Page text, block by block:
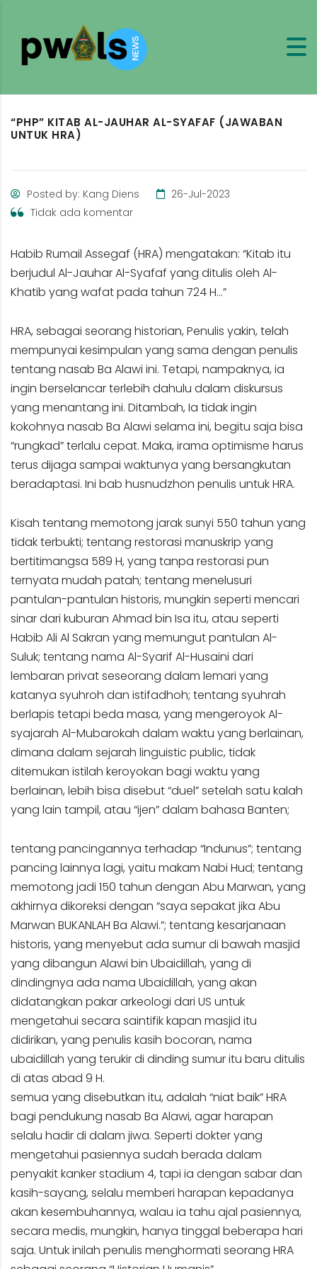
“PHP” KITAB AL-JAUHAR AL-SYAFAF (JAWABAN
UNTUK HRA)
Posted by: Kang Diens
26-Jul-2023
Tidak ada komentar
Habib Rumail Assegaf (HRA) mengatakan: “Kitab itu
berjudul Al-Jauhar Al-Syafaf yang ditulis oleh Al-
Khatib yang wafat pada tahun 724 H…”
HRA, sebagai seorang historian, Penulis yakin, telah
mempunyai kesimpulan yang sama dengan penulis
tentang nasab Ba Alawi ini. Tetapi, nampaknya, ia
ingin berselancar terlebih dahulu dalam diskursus
yang menantang ini. Ditambah, Ia tidak ingin
kokohnya nasab Ba Alawi selama ini, begitu saja bisa
“rungkad” terlalu cepat. Maka, irama optimisme harus
terus dijaga sampai waktunya yang bersangkutan
beradaptasi. Ini bab husnudzhon penulis untuk HRA.
Kisah tentang memotong jarak sunyi 550 tahun yang
tidak terbukti; tentang restorasi manuskrip yang
bertitimangsa 589 H, yang tanpa restorasi pun
ternyata mudah patah; tentang menelusuri
pantulan-pantulan historis, mungkin seperti mencari
sinar dari kuburan Ahmad bin Isa itu, atau seperti
Habib Ali Al Sakran yang memungut pantulan Al-
Suluk; tentang nama Al-Syarif Al-Husaini dari
lembaran privat seseorang dalam lemari yang
katanya syuhroh dan istifadhoh; tentang syuhrah
berlapis tetapi beda masa, yang mengeroyok Al-
syajarah Al-Mubarokah dalam waktu yang berlainan,
dimana dalam sejarah linguistic public, tidak
ditemukan istilah keroyokan bagi waktu yang
berlainan, lebih bisa disebut “duel” setelah satu kalah
yang lain tampil, atau “ijen” dalam bahasa Banten;
tentang pancingannya terhadap “Indunus”; tentang
pancing lainnya lagi, yaitu makam Nabi Hud; tentang
memotong jadi 150 tahun dengan Abu Marwan, yang
akhirnya dikoreksi dengan “saya sepakat jika Abu
Marwan BUKANLAH Ba Alawi.”; tentang kesarjanaan
historis, yang menyebut ada sumur di bawah masjid
yang dibangun Alawi bin Ubaidillah, yang di
dindingnya ada nama Ubaidillah, yang akan
didatangkan pakar arkeologi dari US untuk
mengetahui secara saintifik kapan masjid itu
didirikan, yang penulis kasih bocoran, nama
ubaidillah yang terukir di dinding sumur itu baru ditulis
di atas abad 9 H.
semua yang disebutkan itu, adalah “niat baik” HRA
bagi pendukung nasab Ba Alawi, agar harapan
selalu hadir di dalam jiwa. Seperti dokter yang
mengetahui pasiennya sudah berada dalam
penyakit kanker stadium 4, tapi ia dengan sabar dan
kasih-sayang, selalu memberi harapan kepadanya
akan kesembuhannya, walau ia tahu ajal pasiennya,
secara medis, mungkin, hanya tinggal beberapa hari
saja. Untuk inilah penulis menghormati seorang HRA